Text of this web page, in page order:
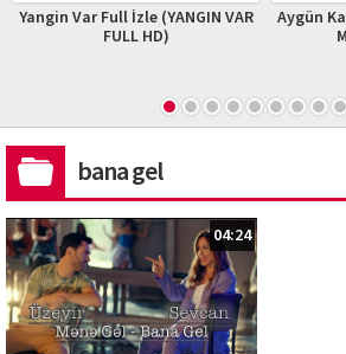
VAR
Aygün Kazımova – S.O.S (Rəsmi
bana gel
04:24